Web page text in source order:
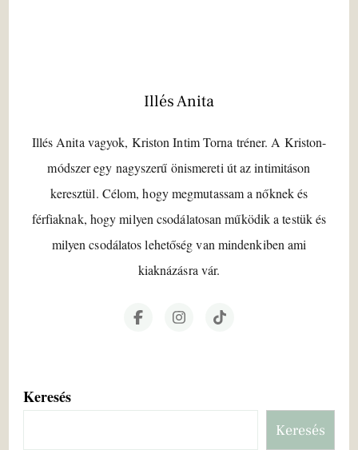
Illés Anita
Illés Anita vagyok, Kriston Intim Torna tréner. A Kriston-
módszer egy nagyszerű önismereti út az intimitáson
keresztül. Célom, hogy megmutassam a nőknek és
férfiaknak, hogy milyen csodálatosan működik a testük és
milyen csodálatos lehetőség van mindenkiben ami
kiaknázásra vár.
Keresés
Keresés